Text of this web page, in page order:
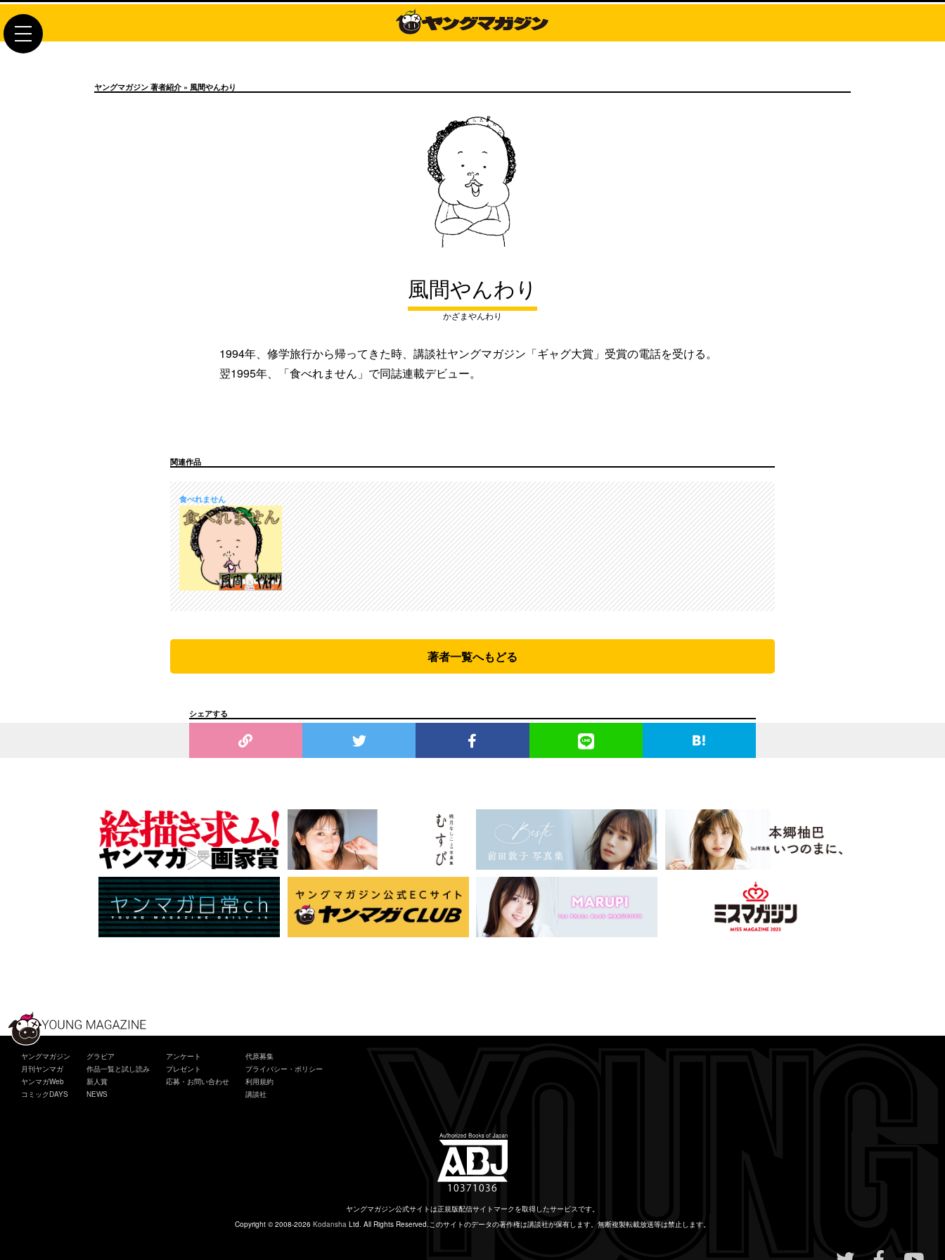
toggle
ヤングマガジン 著者紹介 » 風間やんわり
風間やんわり
かざまやんわり
1994年、修学旅行から帰ってきた時、講談社ヤングマガジン「ギャグ大賞」受賞の電話を受ける。
翌1995年、「食べれません」で同誌連載デビュー。
関連作品
食べれません
著者一覧へもどる
シェアする
ヤングマガジン
月刊ヤンマガ
ヤンマガWeb
コミックDAYS
グラビア
作品一覧と試し読み
新人賞
NEWS
アンケート
プレゼント
応募・お問い合わせ
代原募集
プライバシー・ポリシー
利用規約
講談社
ヤングマガジン公式サイトは正規版配信サイトマークを取得したサービスです。
Copyright © 2008-2026 Kodansha Ltd. All Rights Reserved. このサイトのデータの著作権は講談社が保有します。 無断複製転載放送等は禁止します。